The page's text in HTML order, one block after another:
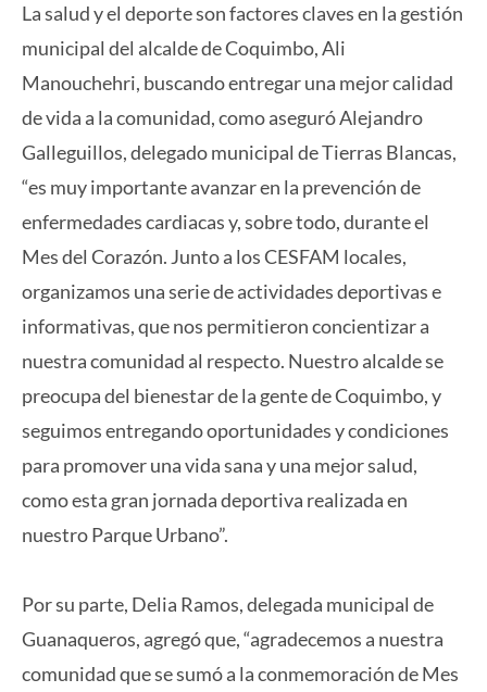
La salud y el deporte son factores claves en la gestión
municipal del alcalde de Coquimbo, Ali
Manouchehri, buscando entregar una mejor calidad
de vida a la comunidad, como aseguró Alejandro
Galleguillos, delegado municipal de Tierras Blancas,
“es muy importante avanzar en la prevención de
enfermedades cardiacas y, sobre todo, durante el
Mes del Corazón. Junto a los CESFAM locales,
organizamos una serie de actividades deportivas e
informativas, que nos permitieron concientizar a
nuestra comunidad al respecto. Nuestro alcalde se
preocupa del bienestar de la gente de Coquimbo, y
seguimos entregando oportunidades y condiciones
para promover una vida sana y una mejor salud,
como esta gran jornada deportiva realizada en
nuestro Parque Urbano”.
Por su parte, Delia Ramos, delegada municipal de
Guanaqueros, agregó que, “agradecemos a nuestra
comunidad que se sumó a la conmemoración de Mes